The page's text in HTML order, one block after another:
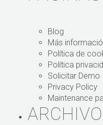
Blog
Más
Política de
Política
Solicitar Demo
Privacy Policy
Maintenance